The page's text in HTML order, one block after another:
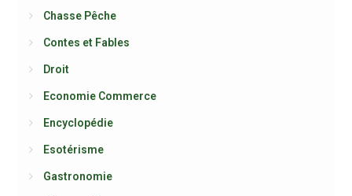
Chasse Pêche
Contes et Fables
Droit
Economie Commerce
Encyclopédie
Esotérisme
Gastronomie